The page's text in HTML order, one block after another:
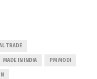
TRADE
MADE IN INDIA PM MODI